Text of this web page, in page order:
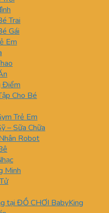
Trai
Gái
Em
Điểm
Cho Bé
Trẻ Em
– Sữa Chữa
Robot
Minh
tại ĐỒ CHƠI BabyKing